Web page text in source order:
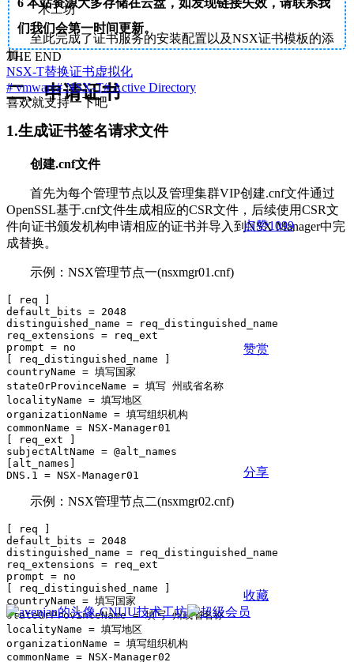
至此完成了证书服务的安装配置以及NSX证书模板的添
加。
二、申请证书
1.生成证书签名请求文件
创建.cnf文件
首先为每个管理节点以及管理集群VIP创建.cnf文件通过
OpenSSL基于.cnf文件生成相应的CSR文件，后续使用CSR文
件向证书颁发机构申请相应的证书并导入到NSX Manager中完
成替换。
示例：NSX管理节点一(nsxmgr01.cnf)
[ req ]
default_bits = 2048
distinguished_name = req_distinguished_name
req_extensions = req_ext
prompt = no
[ req_distinguished_name ]
countryName = 填写国家
stateOrProvinceName = 填写 州或省名称
localityName = 填写地区
organizationName = 填写组织机构
commonName = NSX-Manager01
[ req_ext ]
subjectAltName = @alt_names
[alt_names]
示例：NSX管理节点二(nsxmgr02.cnf)
[ req ]
default_bits = 2048
distinguished_name = req_distinguished_name
req_extensions = req_ext
prompt = no
[ req_distinguished_name ]
countryName = 填写国家
stateOrProvinceName = 填写 州或省名称
localityName = 填写地区
organizationName = 填写组织机构
commonName = NSX-Manager02
们我们会第一时间更新。
THE END
NSX-T替换证书虚拟化
# vmware# NSX-T# Active Directory
喜欢就支持一下吧
点赞1099
赞赏
分享
收藏